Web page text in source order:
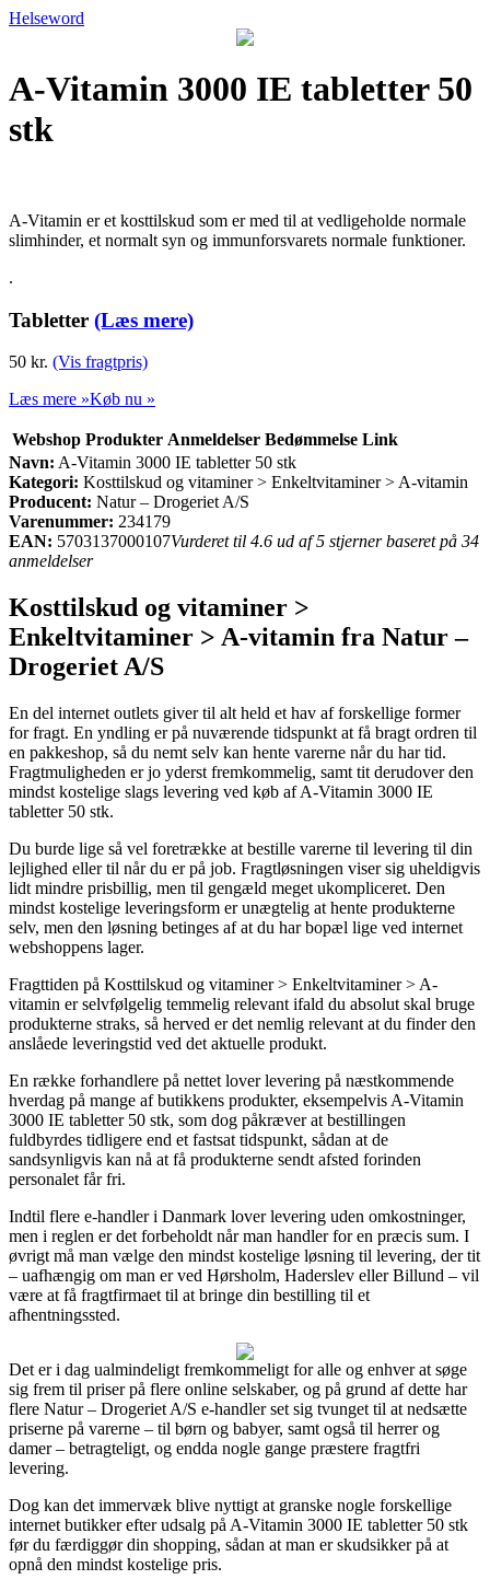
Helseword
A-Vitamin 3000 IE tabletter 50
stk
A-Vitamin er et kosttilskud som er med til at vedligeholde normale
slimhinder, et normalt syn og immunforsvarets normale funktioner.
.
Tabletter (Læs mere)
50 kr. (Vis fragtpris)
Læs mere »Køb nu »
Webshop Produkter Anmeldelser Bedømmelse Link
Navn: A-Vitamin 3000 IE tabletter 50 stk
Kategori: Kosttilskud og vitaminer > Enkeltvitaminer > A-vitamin
Producent: Natur – Drogeriet A/S
Varenummer: 234179
EAN: 5703137000107Vurderet til 4.6 ud af 5 stjerner baseret på 34
anmeldelser
Kosttilskud og vitaminer >
Enkeltvitaminer > A-vitamin fra Natur –
Drogeriet A/S
En del internet outlets giver til alt held et hav af forskellige former
for fragt. En yndling er på nuværende tidspunkt at få bragt ordren til
en pakkeshop, så du nemt selv kan hente varerne når du har tid.
Fragtmuligheden er jo yderst fremkommelig, samt tit derudover den
mindst kostelige slags levering ved køb af A-Vitamin 3000 IE
tabletter 50 stk.
Du burde lige så vel foretrække at bestille varerne til levering til din
lejlighed eller til når du er på job. Fragtløsningen viser sig uheldigvis
lidt mindre prisbillig, men til gengæld meget ukompliceret. Den
mindst kostelige leveringsform er unægtelig at hente produkterne
selv, men den løsning betinges af at du har bopæl lige ved internet
webshoppens lager.
Fragttiden på Kosttilskud og vitaminer > Enkeltvitaminer > A-
vitamin er selvfølgelig temmelig relevant ifald du absolut skal bruge
produkterne straks, så herved er det nemlig relevant at du finder den
anslåede leveringstid ved det aktuelle produkt.
En række forhandlere på nettet lover levering på næstkommende
hverdag på mange af butikkens produkter, eksempelvis A-Vitamin
3000 IE tabletter 50 stk, som dog påkræver at bestillingen
fuldbyrdes tidligere end et fastsat tidspunkt, sådan at de
sandsynligvis kan nå at få produkterne sendt afsted forinden
personalet får fri.
Indtil flere e-handler i Danmark lover levering uden omkostninger,
men i reglen er det forbeholdt når man handler for en præcis sum. I
øvrigt må man vælge den mindst kostelige løsning til levering, der tit
– uafhængig om man er ved Hørsholm, Haderslev eller Billund – vil
være at få fragtfirmaet til at bringe din bestilling til et
afhentningssted.
Det er i dag ualmindeligt fremkommeligt for alle og enhver at søge
sig frem til priser på flere online selskaber, og på grund af dette har
flere Natur – Drogeriet A/S e-handler set sig tvunget til at nedsætte
priserne på varerne – til børn og babyer, samt også til herrer og
damer – betragteligt, og endda nogle gange præstere fragtfri
levering.
Dog kan det immervæk blive nyttigt at granske nogle forskellige
internet butikker efter udsalg på A-Vitamin 3000 IE tabletter 50 stk
før du færdiggør din shopping, sådan at man er skudsikker på at
opnå den mindst kostelige pris.